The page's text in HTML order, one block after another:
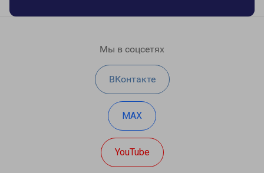
Мы в соцсетях
ВКонтакте
MAX
YouTube